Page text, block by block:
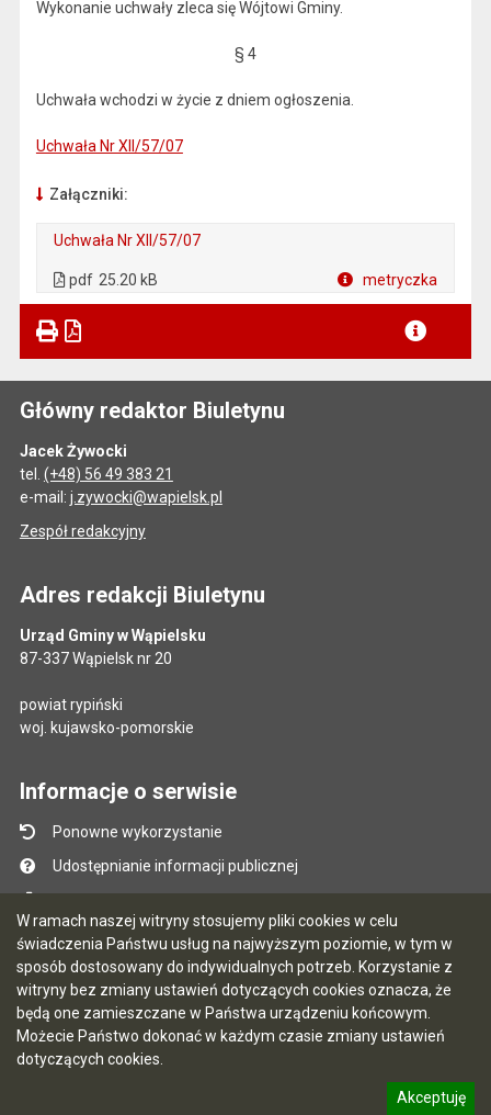
W ramach naszej witryny stosujemy pliki cookies w celu
świadczenia Państwu usług na najwyższym poziomie, w tym w
sposób dostosowany do indywidualnych potrzeb. Korzystanie z
witryny bez zmiany ustawień dotyczących cookies oznacza, że
będą one zamieszczane w Państwa urządzeniu końcowym.
Możecie Państwo dokonać w każdym czasie zmiany ustawień
dotyczących cookies.
Akceptuję
Wykonanie uchwały zleca się Wójtowi Gminy.
§ 4
Uchwała wchodzi w życie z dniem ogłoszenia.
Uchwała Nr XII/57/07
Załączniki:
Uchwała Nr XII/57/07
pdf 25.20 kB metryczka
Główny redaktor Biuletynu
Jacek Żywocki
tel. (+48) 56 49 383 21
e-mail: j.zywocki@wapielsk.pl
Zespół redakcyjny
Adres redakcji Biuletynu
Urząd Gminy w Wąpielsku
87-337 Wąpielsk nr 20
powiat rypiński
woj. kujawsko-pomorskie
Informacje o serwisie
Ponowne wykorzystanie
Udostępnianie informacji publicznej
Mapa serwisu
Instrukcja obsługi
Statystyki oglądalności
Ostatnio dodane
Ostatnia aktualizacja BIP: 04.08.2026 13:38
CMS i hosting: Logonet Sp. z o.o. w Bydgoszczy